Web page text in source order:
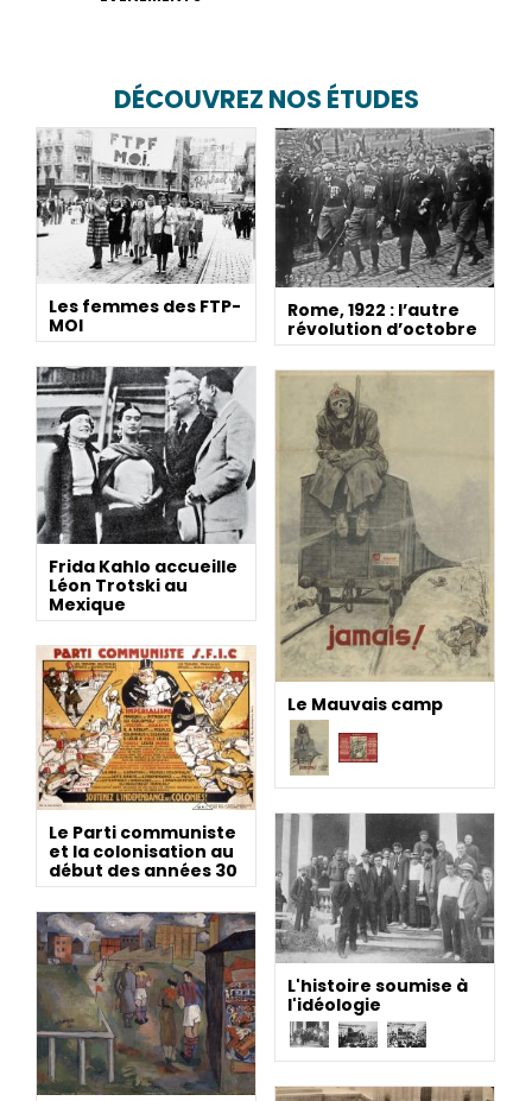
DÉCOUVREZ NOS ÉTUDES
Les femmes des FTP-
MOI
Rome, 1922 : l’autre
révolution d’octobre
Frida Kahlo accueille
Léon Trotski au
Mexique
Le Mauvais camp
Le Parti communiste
et la colonisation au
début des années 30
L'histoire soumise à
l'idéologie